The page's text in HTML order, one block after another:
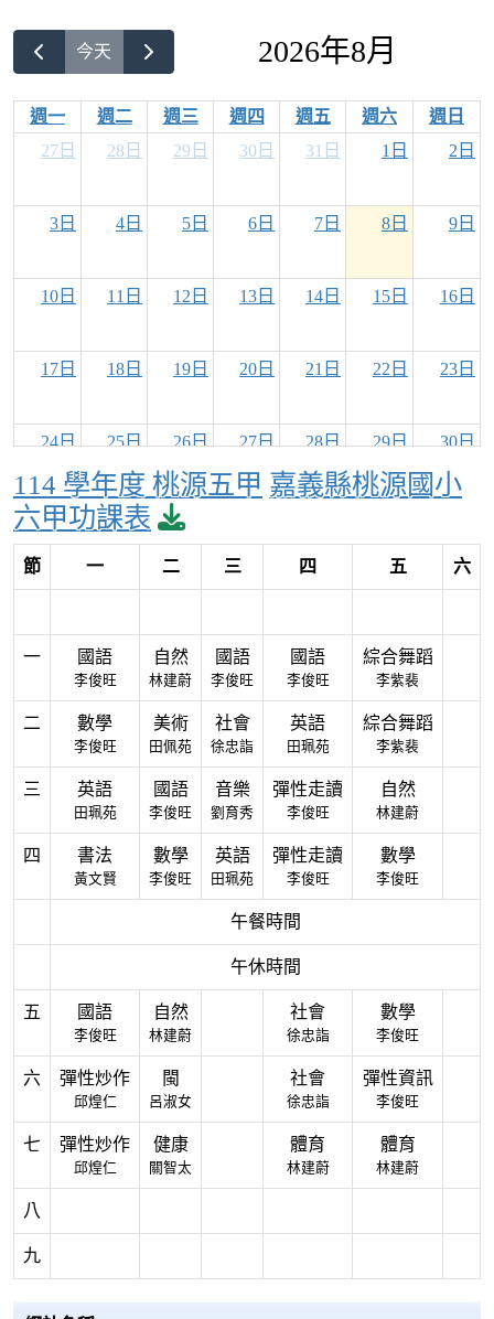
今天 2026年8月
週一 週二 週三 週四 週五 週六
週日
27日
28日 29日 30日 31日 1日 2日
3日 4日 5日 6日 7日 8日 9日
10日 11日 12日 13日 14日 15日 16日
17日 18日 19日 20日 21日 22日 23日
24日 25日 26日 27日 28日 29日 30日
31日 1日
114 學年度 桃源五甲 嘉義縣桃源國小
六甲功課表
download pdf
節 一 二 三 四 五 六
一 國語
李俊旺
自然
林建蔚
國語
李俊旺
國語
李俊旺
綜合舞蹈
李紫裴
二 數學
李俊旺
美術
田佩苑
社會
徐忠詣
英語
田珮苑
綜合舞蹈
李紫裴
三 英語
田珮苑
國語
李俊旺
音樂
劉育秀
彈性走讀
李俊旺
自然
林建蔚
四 書法
黃文賢
數學
李俊旺
英語
田珮苑
彈性走讀
李俊旺
數學
李俊旺
午餐時間
午休時間
五 國語
李俊旺
自然
林建蔚
社會
徐忠詣
數學
李俊旺
六 彈性炒作
邱煌仁
閩
呂淑女
社會
徐忠詣
彈性資訊
李俊旺
七 彈性炒作
邱煌仁
健康
關智太
體育
林建蔚
體育
林建蔚
八
九